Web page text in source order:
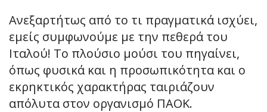
Ανεξαρτήτως από το τι πραγματικά ισχύει,
εμείς συμφωνούμε με την πεθερά του
Ιταλού! Το πλούσιο μούσι του πηγαίνει,
όπως φυσικά και η προσωπικότητα και ο
εκρηκτικός χαρακτήρας ταιριάζουν
απόλυτα στον οργανισμό ΠΑΟΚ.